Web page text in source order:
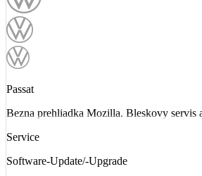
Passat
Bezna prehliadka Mozilla. Bleskovy servis
Service
Software-Update/-Upgrade